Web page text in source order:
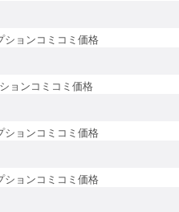
ョンコミコミ価格
ョンコミコミ価格
ョンコミコミ価格
ョンコミコミ価格